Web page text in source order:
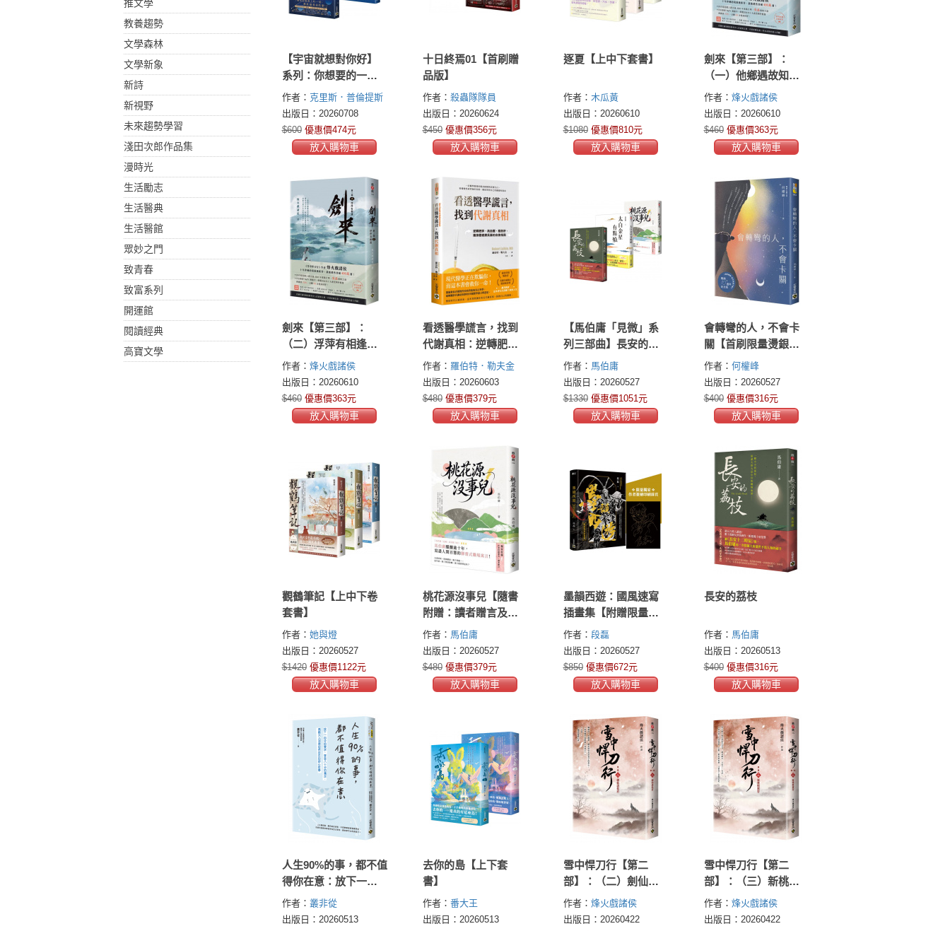
推文學
教養趨勢
文學森林
文學新象
新詩
新視野
未來趨勢學習
淺田次郎作品集
漫時光
生活勵志
生活醫典
生活醫館
眾妙之門
致青春
致富系列
開運館
閱讀經典
高寶文學
【宇宙就想對你好】
系列：你想要的一
切，宇宙早已為你預
備＋宇宙安排的一
切，都是通往豐盛人
生的祕密（套書共二
冊）
作者： 克里斯．普倫提斯
(Chris Prentiss)
出版日：20260708
$600 優惠價474元
放入購物車
十日終焉01【首刷贈
品版】
作者： 殺蟲隊隊員
出版日：20260624
$450 優惠價356元
放入購物車
逐夏【上中下套書】
作者： 木瓜黃
出版日：20260610
$1080 優惠價810元
放入購物車
劍來【第三部】：
（一）他鄉遇故知
【附贈作者印刷簽名
扉頁】
作者： 烽火戲諸侯
出版日：20260610
$460 優惠價363元
放入購物車
劍來【第三部】：
（二）浮萍有相逢
【附贈作者印刷簽名
扉頁】
作者： 烽火戲諸侯
出版日：20260610
$460 優惠價363元
放入購物車
看透醫學謊言，找到
代謝真相：逆轉肥
胖、高血壓、脂肪
肝，讓身體健康長壽
的自救指南
作者： 羅伯特．勒夫金
(Robert Lufkin, MD)
出版日：20260603
$480 優惠價379元
放入購物車
【馬伯庸「見微」系
列三部曲】長安的荔
枝＋太白金星有點煩
＋桃花源沒事兒（套
書共三冊）
作者： 馬伯庸
出版日：20260527
$1330 優惠價1051元
放入購物車
會轉彎的人，不會卡
關【首刷限量燙銀暢
銷紀念版】
作者： 何權峰
出版日：20260527
$400 優惠價316元
放入購物車
觀鶴筆記【上中下卷
套書】
作者： 她與燈
出版日：20260527
$1420 優惠價1122元
放入購物車
桃花源沒事兒【隨書
附贈：讀者贈言及印
簽扉頁】
作者： 馬伯庸
出版日：20260527
$480 優惠價379元
放入購物車
墨韻西遊：國風速寫
插畫集【附贈限量獨
家簽繪印刷扉頁】
作者： 段磊
出版日：20260527
$850 優惠價672元
放入購物車
長安的荔枝
作者： 馬伯庸
出版日：20260513
$400 優惠價316元
放入購物車
人生90%的事，都不值
得你在意：放下一百
分的要求，享受八十
分的滿足，高級大人
作者： 叢非從
出版日：20260513
去你的島【上下套
書】
作者： 番大王
出版日：20260513
雪中悍刀行【第二
部】：（二）劍仙盡
低眉【印簽扉頁版】
作者： 烽火戲諸侯
出版日：20260422
雪中悍刀行【第二
部】：（三）新桃換
舊符【印簽扉頁版】
作者： 烽火戲諸侯
出版日：20260422